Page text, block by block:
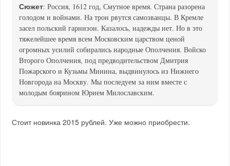
Сюжет: Россия, 1612 год, Смутное время. Страна разорена
голодом и войнами. На трон рвутся самозванцы. В Кремле
засел польский гарнизон. Казалось, надежды нет. Но в это
тяжелейшее время всем Московским царством ценой
огромных усилий собирались народные Ополчения. Войско
Второго Ополчения, под предводительством Дмитрия
Пожарского и Кузьмы Минина, выдвинулось из Нижнего
Новгорода на Москву. Мы последуем за ним вместе с
молодым боярином Юрием Милославским.
Стоит новинка 2015 рублей. Уже можно приобрести.